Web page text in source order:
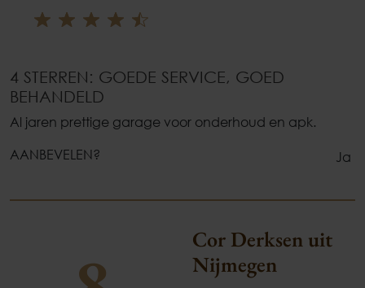
4 STERREN: GOEDE SERVICE, GOED
BEHANDELD
Al jaren prettige garage voor onderhoud en apk.
AANBEVELEN?
Ja
Cor Derksen uit
Nijmegen